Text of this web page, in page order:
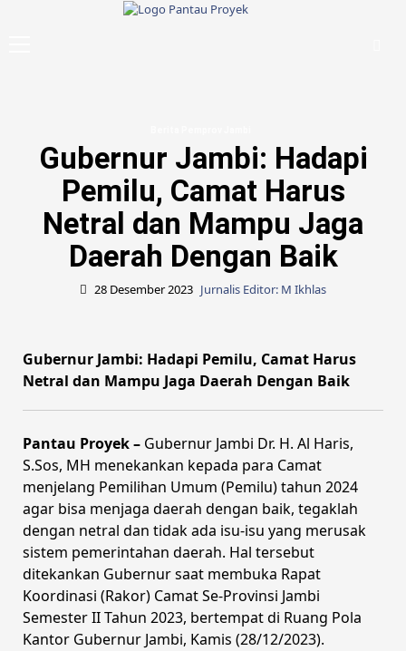
Gubernur Jambi: Hadapi
Pemilu, Camat Harus
Netral dan Mampu Jaga
Daerah Dengan Baik
28 Desember 2023 Jurnalis Editor: M Ikhlas
Gubernur Jambi: Hadapi Pemilu, Camat Harus
Netral dan Mampu Jaga Daerah Dengan Baik
Pantau Proyek – Gubernur Jambi Dr. H. Al Haris,
S.Sos, MH menekankan kepada para Camat
menjelang Pemilihan Umum (Pemilu) tahun 2024
agar bisa menjaga daerah dengan baik, tegaklah
dengan netral dan tidak ada isu-isu yang merusak
sistem pemerintahan daerah. Hal tersebut
ditekankan Gubernur saat membuka Rapat
Koordinasi (Rakor) Camat Se-Provinsi Jambi
Semester II Tahun 2023, bertempat di Ruang Pola
Kantor Gubernur Jambi, Kamis (28/12/2023).